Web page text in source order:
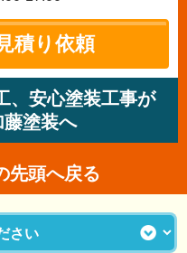
積り依頼
、安心塗装工事が
藤塗装へ
先頭へ戻る